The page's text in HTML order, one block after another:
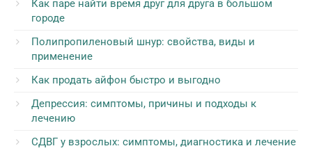
Как паре найти время друг для друга в большом
городе
Полипропиленовый шнур: свойства, виды и
применение
Как продать айфон быстро и выгодно
Депрессия: симптомы, причины и подходы к
лечению
СДВГ у взрослых: симптомы, диагностика и лечение